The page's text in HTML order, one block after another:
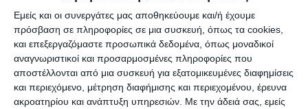
Εμείς και οι συνεργάτες μας αποθηκεύουμε και/ή έχουμε
πρόσβαση σε πληροφορίες σε μια συσκευή, όπως τα cookies,
και επεξεργαζόμαστε προσωπικά δεδομένα, όπως μοναδικοί
αναγνωριστικοί και προσαρμοσμένες πληροφορίες που
αποστέλλονται από μια συσκευή για εξατομικευμένες διαφημίσεις
και περιεχόμενο, μέτρηση διαφήμισης και περιεχομένου, έρευνα
ακροατηρίου και ανάπτυξη υπηρεσιών. Με την άδειά σας, εμείς